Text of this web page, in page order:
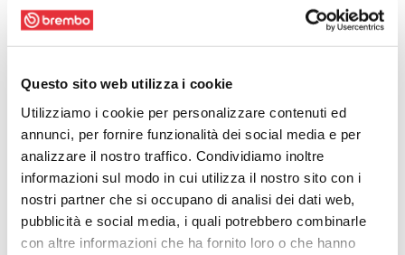
Questo sito web utilizza i cookie
Utilizziamo i cookie per personalizzare contenuti ed
annunci, per fornire funzionalità dei social media e per
analizzare il nostro traffico. Condividiamo inoltre
informazioni sul modo in cui utilizza il nostro sito con i
nostri partner che si occupano di analisi dei dati web,
pubblicità e social media, i quali potrebbero combinarle
con altre informazioni che ha fornito loro o che hanno